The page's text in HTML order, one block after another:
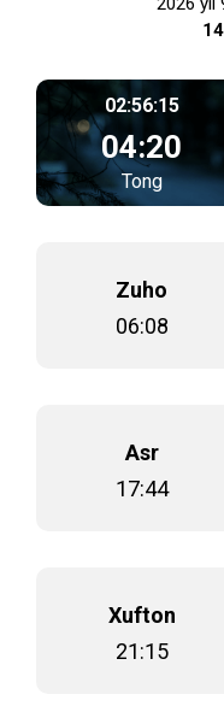
02:56:15
04:20
Tong
Zuho
06:08
Asr
17:44
Xufton
21:15